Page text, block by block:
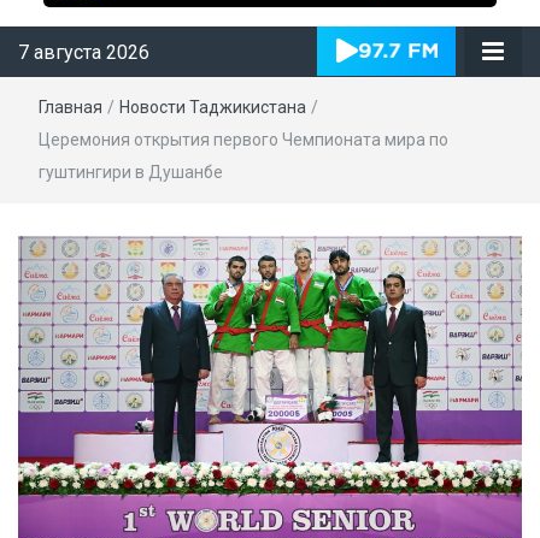
7 августа 2026
Главная / Новости Таджикистана /
Церемония открытия первого Чемпионата мира по
гуштингири в Душанбе